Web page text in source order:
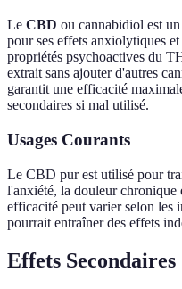
Le CBD ou cannabidiol est
pour ses effets anxiolytiques
propriétés psychoactives du
extrait sans ajouter d'autres
garantit une efficacité
secondaires si mal utilisé.
Usages Courants
Le CBD pur est utilisé pour
l'anxiété, la douleur chronique
efficacité peut varier selon les
pourrait entraîner des effets
Effets